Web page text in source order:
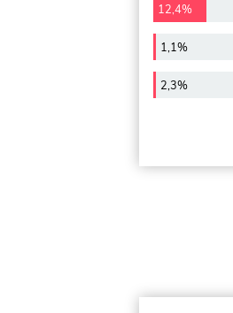
12,4%
1,1%
2,3%